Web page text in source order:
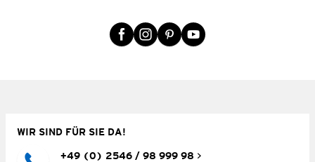
WIR SIND FÜR SIE DA!
+49 (0) 2546 / 98 999 98